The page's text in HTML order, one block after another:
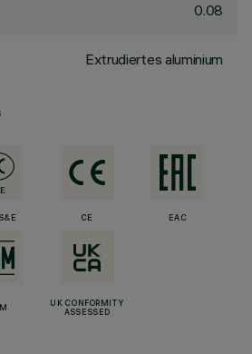
0.08
Extrudiertes aluminium
CE EAC
UK CONFORMITY
ASSESSED